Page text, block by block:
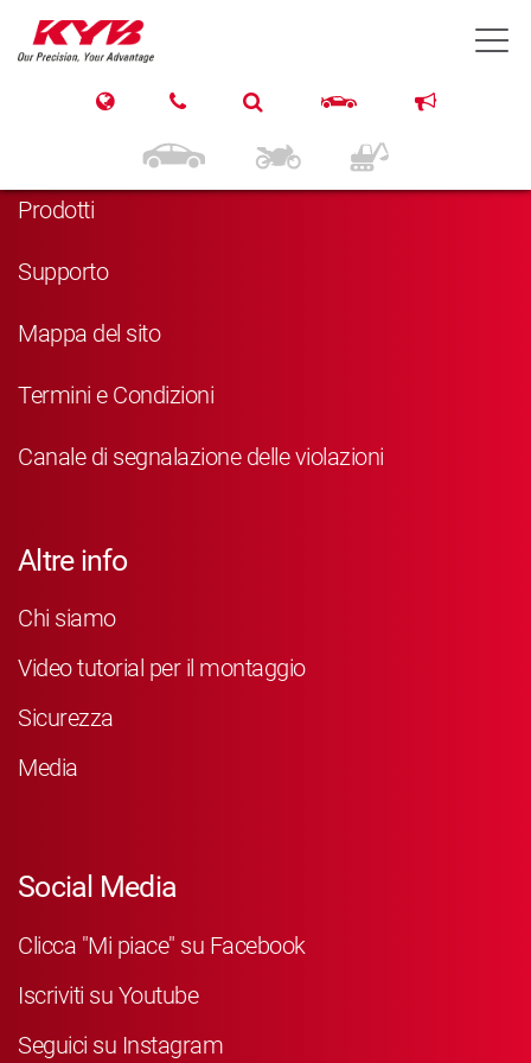
Navigazione
Prodotti
Supporto
Mappa del sito
Termini e Condizioni
Canale di segnalazione delle violazioni
Altre info
Chi siamo
Video tutorial per il montaggio
Sicurezza
Media
Social Media
Clicca "Mi piace" su Facebook
Iscriviti su Youtube
Seguici su Instagram